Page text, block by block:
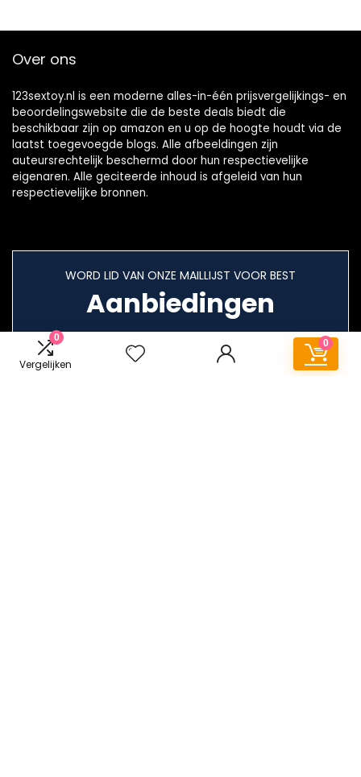
0
Vergelijken
0
Over ons
123sextoy.nl is een moderne alles-in-één prijsvergelijkings- en
beoordelingswebsite die de beste deals biedt die
beschikbaar zijn op amazon en u op de hoogte houdt via de
laatst toegevoegde blogs. Alle afbeeldingen zijn
auteursrechtelijk beschermd door hun respectievelijke
eigenaren. Alle geciteerde inhoud is afgeleid van hun
respectievelijke bronnen.
WORD LID VAN ONZE MAILLIJST VOOR BEST
Aanbiedingen